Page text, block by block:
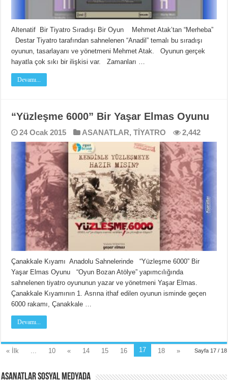
Altenatif Bir Tiyatro Sıradışı Bir Oyun Mehmet Atak’tan “Merheba”
Destar Tiyatro tarafından sahnelenen “Anadil” temalı bu sıradışı
oyunun, tasarlayanı ve yönetmeni Mehmet Atak. Oyunun gerçek
hayatla çok sıkı bir ilişkisi var. Zamanları …
Devamı...
“Yüzleşme 6000” Bir Yaşar Elmas Oyunu
24 Ocak 2015 ASANATLAR,TİYATRO 2,442
Çanakkale Kıyamı Anadolu Sahnelerinde “Yüzleşme 6000” Bir
Yaşar Elmas Oyunu “Oyun Bozan Atölye” yapımcılığında
sahnelenen tiyatro oyununun yazar ve yönetmeni Yaşar Elmas.
Çanakkale Kıyamının 1. Asrına ithaf edilen oyunun isminde geçen
6000 rakamı, Çanakkale …
Devamı...
Sayfa 17 / 18
« İlk 10 « 14 15 16 17 18 »
Asanatlar Sosyal Medyada